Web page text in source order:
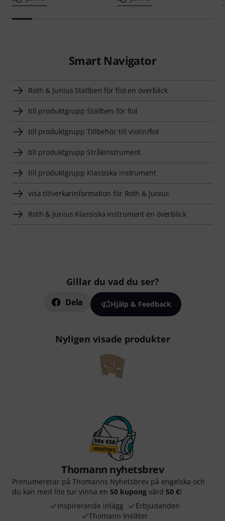
Smart Navigator
Roth & Junius Stallben för fiol en överblick
till produktgrupp Stallben för fiol
till produktgrupp Tillbehör till violin/fiol
till produktgrupp Stråkinstrument
till produktgrupp Klassiska instrument
visa tillverkarinformation för Roth & Junius
Roth & Junius Klassiska instrument en överblick
Gillar du vad du ser?
Dela Hjälp & Feedback
Nyligen visade produkter
Thomann nyhetsbrev
Prenumererar på Thomanns Nyhetsbrev på engelska och
du kan med lite tur vinna en 50 kupong värd 50 €!
Inspirerande inlägg
Erbjudanden
Thomann Insikter